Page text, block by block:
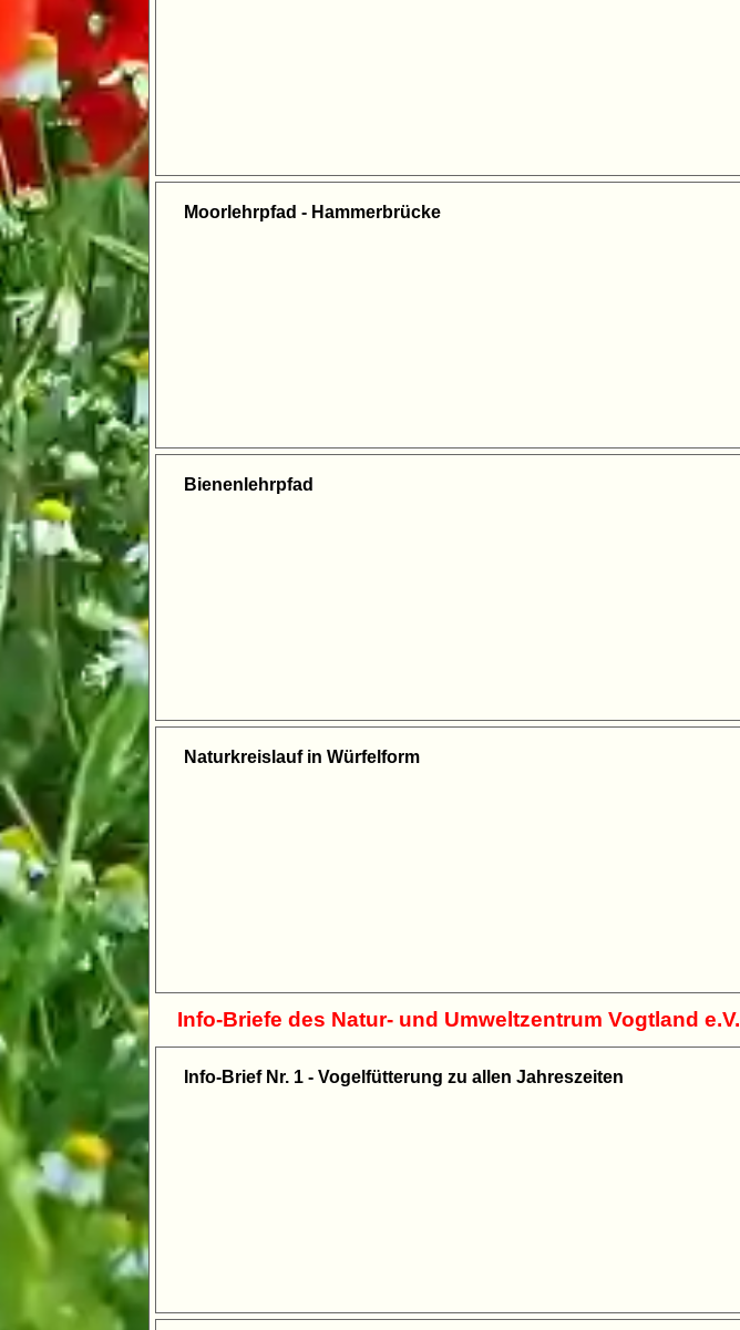
Moorlehrpfad - Hammerbrücke
Bienenlehrpfad
Naturkreislauf in Würfelform
Info-Briefe des Natur- und Umweltzentrum Vogtland e.V.
Info-Brief Nr. 1 - Vogelfütterung zu allen Jahreszeiten